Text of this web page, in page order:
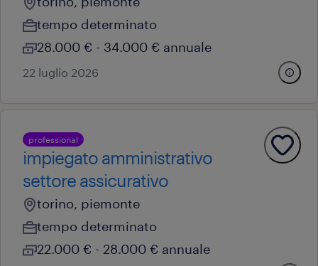
tempo determinato
28.000 € - 34.000 € annuale
22 luglio 2026
professional
impiegato amministrativo
settore assicurativo
torino, piemonte
tempo determinato
22.000 € - 28.000 € annuale